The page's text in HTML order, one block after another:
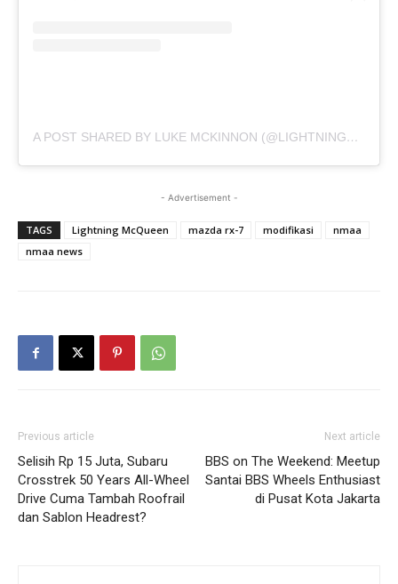
A POST SHARED BY LUKE MCKINNON (@LIGHTNINGMCKINNON)
- Advertisement -
TAGS Lightning McQueen mazda rx-7 modifikasi
nmaa
nmaa news
Previous article
Selisih Rp 15 Juta, Subaru
Crosstrek 50 Years All-Wheel
Drive Cuma Tambah Roofrail
dan Sablon Headrest?
Next article
BBS on The Weekend: Meetup
Santai BBS Wheels Enthusiast
di Pusat Kota Jakarta